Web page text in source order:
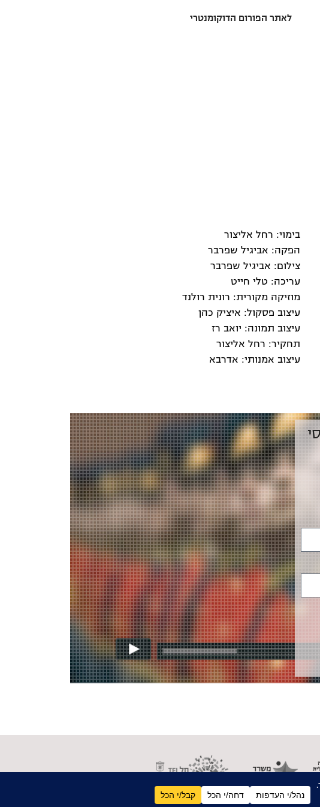
לאתר הפורום הדוקומנטרי
בימוי: רחל אליצור
הפקה: אביגיל שפרבר
צילום: אביגיל שפרבר
עריכה: טלי חייט
מוזיקה מקורית: רונית רולנד
עיצוב פסקול: איציק כהן
עיצוב תמונה: יואב רז
תחקיר: רחל אליצור
עיצוב אמנותי: אדרבא